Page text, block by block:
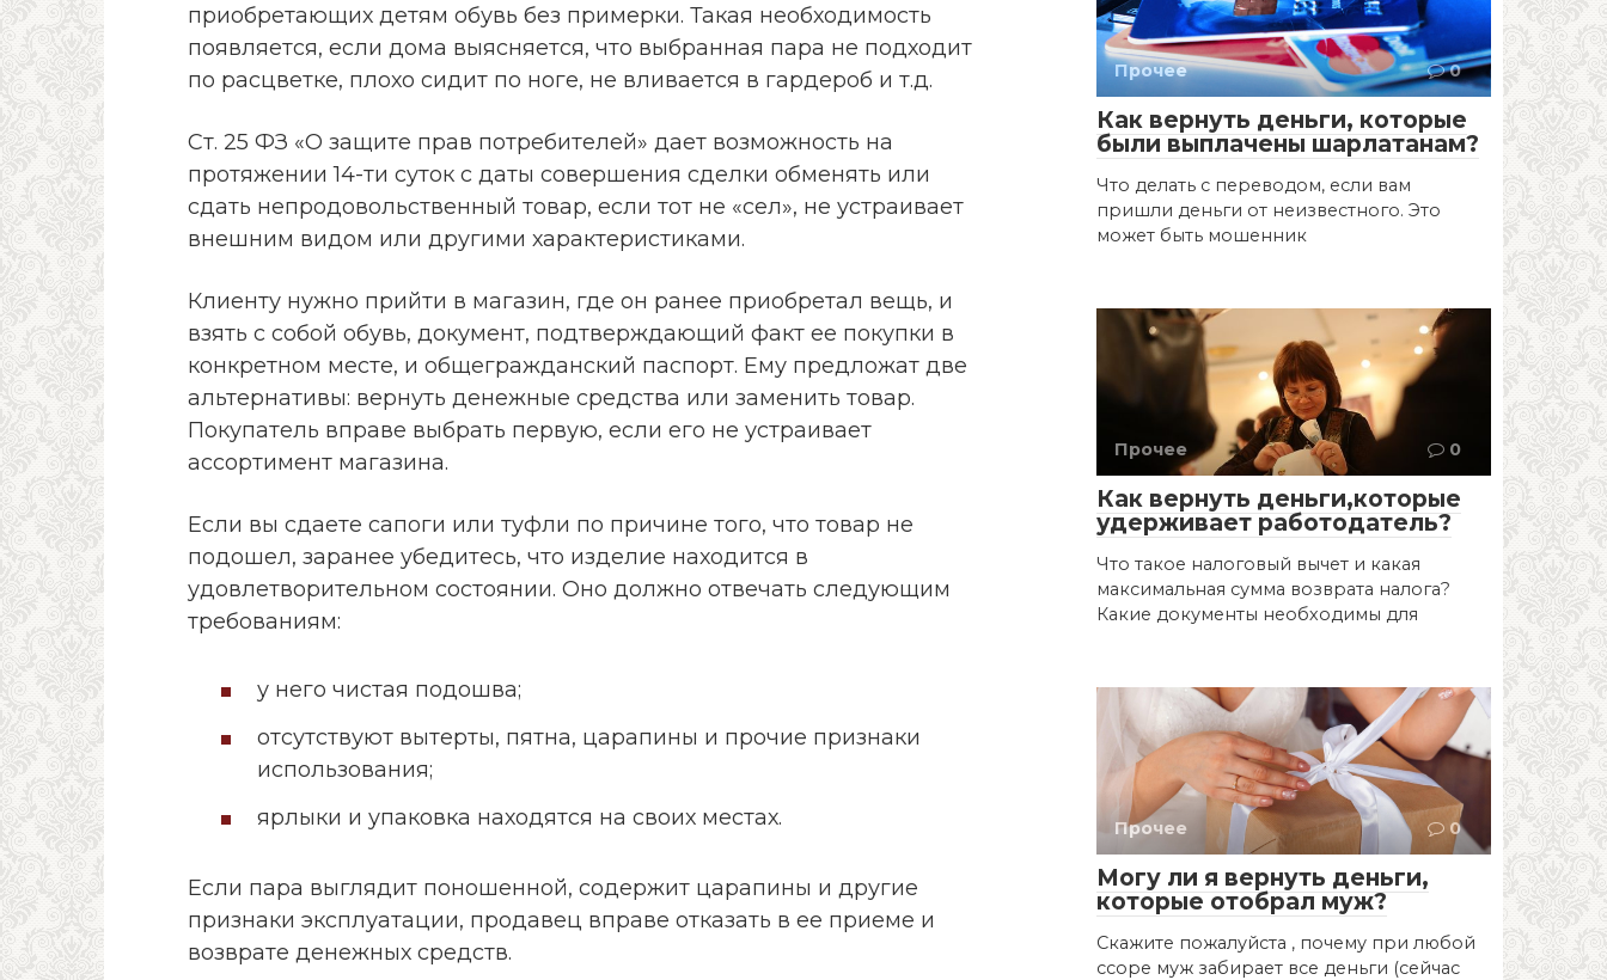
приобретающих детям обувь без примерки. Такая необходимость
появляется, если дома выясняется, что выбранная пара не подходит
по расцветке, плохо сидит по ноге, не вливается в гардероб и т.д.
Ст. 25 ФЗ «О защите прав потребителей» дает возможность на
протяжении 14-ти суток с даты совершения сделки обменять или
сдать непродовольственный товар, если тот не «сел», не устраивает
внешним видом или другими характеристиками.
Клиенту нужно прийти в магазин, где он ранее приобретал вещь, и
взять с собой обувь, документ, подтверждающий факт ее покупки в
конкретном месте, и общегражданский паспорт. Ему предложат две
альтернативы: вернуть денежные средства или заменить товар.
Покупатель вправе выбрать первую, если его не устраивает
ассортимент магазина.
Если вы сдаете сапоги или туфли по причине того, что товар не
подошел, заранее убедитесь, что изделие находится в
удовлетворительном состоянии. Оно должно отвечать следующим
требованиям:
у него чистая подошва;
отсутствуют вытерты, пятна, царапины и прочие признаки
использования;
ярлыки и упаковка находятся на своих местах.
Если пара выглядит поношенной, содержит царапины и другие
признаки эксплуатации, продавец вправе отказать в ее приеме и
возврате денежных средств.
Прочее 0
Как вернуть деньги, которые
были выплачены шарлатанам?
Что делать с переводом, если вам
пришли деньги от неизвестного. Это
может быть мошенник
Прочее 0
Как вернуть деньги,которые
удерживает работодатель?
Что такое налоговый вычет и какая
максимальная сумма возврата налога?
Какие документы необходимы для
Прочее 0
Могу ли я вернуть деньги,
которые отобрал муж?
Скажите пожалуйста , почему при любой
ссоре муж забирает все деньги (сейчас